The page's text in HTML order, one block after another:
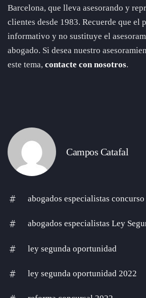
Barcelona, que lleva asesorando y
clientes desde 1983. Recuerde que el
informativo y no sustituye el
abogado. Si desea nuestro
este tema, contacte con nosotros.
Campos Catafal
abogados especialistas concurso
abogados especialistas Ley
ley segunda oportunidad
ley segunda oportunidad 2022